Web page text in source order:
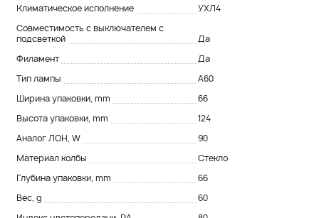
Климатическое исполнение
УХЛ4
Совместимость с выключателем с
подсветкой
Да
Филамент
Да
Тип лампы
A60
Ширина упаковки, mm
66
Высота упаковки, mm
124
Аналог ЛОН, W
90
Материал колбы
Стекло
Глубина упаковки, mm
66
Вес, g
60